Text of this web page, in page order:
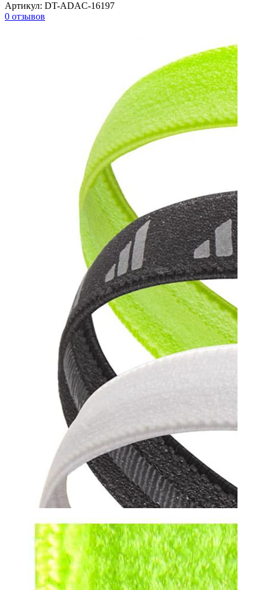
Артикул: DT-ADAC-16197
0 отзывов